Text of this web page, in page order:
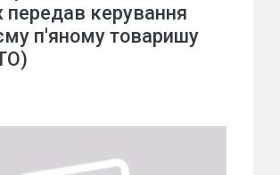
передав керування
п'яному товаришу